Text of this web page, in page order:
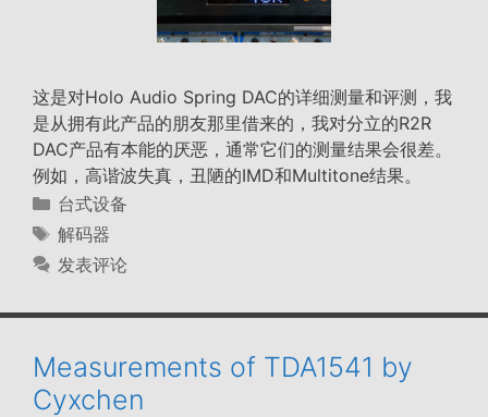
这是对Holo Audio Spring DAC的详细测量和评测，我
是从拥有此产品的朋友那里借来的，我对分立的R2R
DAC产品有本能的厌恶，通常它们的测量结果会很差。
例如，高谐波失真，丑陋的IMD和Multitone结果。
分
类
台式设备
标
签
解码器
发表评论
Measurements of TDA1541 by
Cyxchen